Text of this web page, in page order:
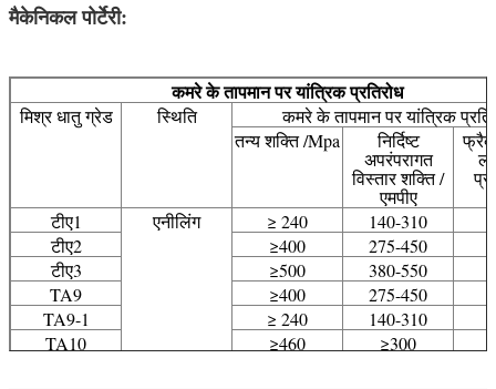
मैकेनिकल पोर्टेरी:
कमरे के तापमान पर यांत्रिक प्रतिरोध
मिश्र धातु ग्रेड स्थिति
कमरे के तापमान पर यांत्रिक
तन्य शक्ति /Mpa
निर्दिष्ट
अपरंपरागत
विस्तार शक्ति /
एमपीए
टीए1
एनीलिंग ≥ 240 140-310
टीए2
≥400 275-450
टीए3
≥500 380-550
TA9
≥400 275-450
TA9-1
≥ 240 140-310
TA10
≥460 ≥300